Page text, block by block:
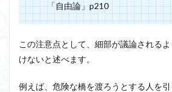
「自由論」p210
この注意点として、細部が議論される
けないと述べます。
例えば、危険な橋を渡ろうとする人を